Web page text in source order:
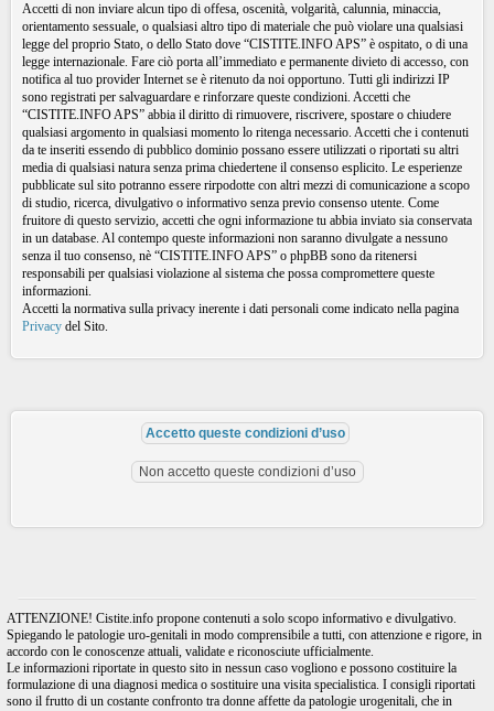
Accetti di non inviare alcun tipo di offesa, oscenità, volgarità, calunnia, minaccia,
orientamento sessuale, o qualsiasi altro tipo di materiale che può violare una qualsiasi
legge del proprio Stato, o dello Stato dove “CISTITE.INFO APS” è ospitato, o di una
legge internazionale. Fare ciò porta all’immediato e permanente divieto di accesso, con
notifica al tuo provider Internet se è ritenuto da noi opportuno. Tutti gli indirizzi IP
sono registrati per salvaguardare e rinforzare queste condizioni. Accetti che
“CISTITE.INFO APS” abbia il diritto di rimuovere, riscrivere, spostare o chiudere
qualsiasi argomento in qualsiasi momento lo ritenga necessario. Accetti che i contenuti
da te inseriti essendo di pubblico dominio possano essere utilizzati o riportati su altri
media di qualsiasi natura senza prima chiedertene il consenso esplicito. Le esperienze
pubblicate sul sito potranno essere rirpodotte con altri mezzi di comunicazione a scopo
di studio, ricerca, divulgativo o informativo senza previo consenso utente. Come
fruitore di questo servizio, accetti che ogni informazione tu abbia inviato sia conservata
in un database. Al contempo queste informazioni non saranno divulgate a nessuno
senza il tuo consenso, nè “CISTITE.INFO APS” o phpBB sono da ritenersi
responsabili per qualsiasi violazione al sistema che possa compromettere queste
informazioni.
Accetti la normativa sulla privacy inerente i dati personali come indicato nella pagina
Privacy del Sito.
ATTENZIONE! Cistite.info propone contenuti a solo scopo informativo e divulgativo.
Spiegando le patologie uro-genitali in modo comprensibile a tutti, con attenzione e rigore, in
accordo con le conoscenze attuali, validate e riconosciute ufficialmente.
Le informazioni riportate in questo sito in nessun caso vogliono e possono costituire la
formulazione di una diagnosi medica o sostituire una visita specialistica. I consigli riportati
sono il frutto di un costante confronto tra donne affette da patologie urogenitali, che in